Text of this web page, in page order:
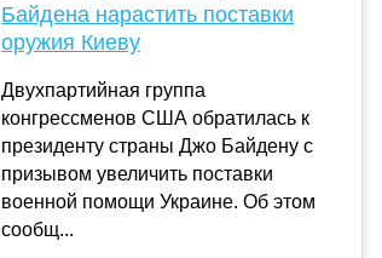
Байдена нарастить поставки
оружия Киеву
Двухпартийная группа
конгрессменов США обратилась к
президенту страны Джо Байдену с
призывом увеличить поставки
военной помощи Украине. Об этом
сообщ...